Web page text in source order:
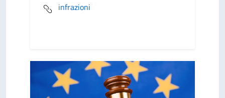
infrazioni